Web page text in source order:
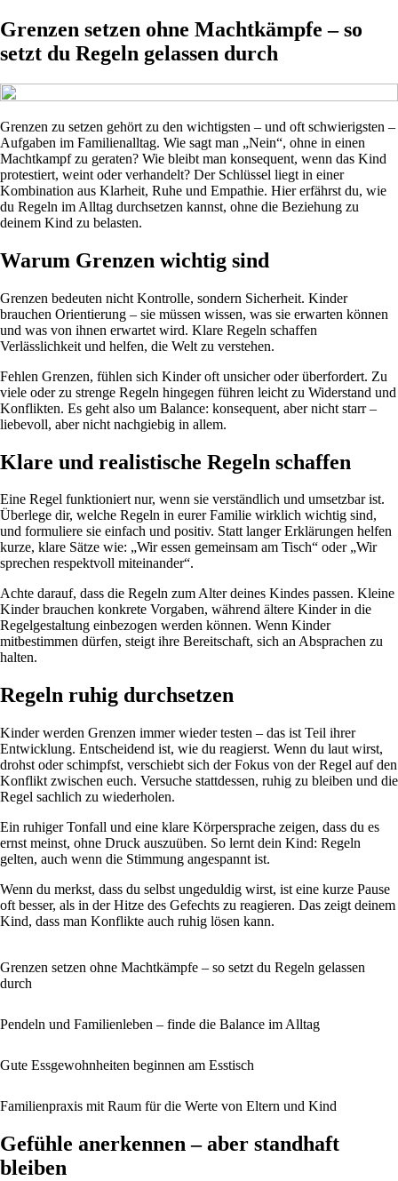
Grenzen setzen ohne Machtkämpfe – so
setzt du Regeln gelassen durch
Grenzen zu setzen gehört zu den wichtigsten – und oft schwierigsten –
Aufgaben im Familienalltag. Wie sagt man „Nein“, ohne in einen
Machtkampf zu geraten? Wie bleibt man konsequent, wenn das Kind
protestiert, weint oder verhandelt? Der Schlüssel liegt in einer
Kombination aus Klarheit, Ruhe und Empathie. Hier erfährst du, wie
du Regeln im Alltag durchsetzen kannst, ohne die Beziehung zu
deinem Kind zu belasten.
Warum Grenzen wichtig sind
Grenzen bedeuten nicht Kontrolle, sondern Sicherheit. Kinder
brauchen Orientierung – sie müssen wissen, was sie erwarten können
und was von ihnen erwartet wird. Klare Regeln schaffen
Verlässlichkeit und helfen, die Welt zu verstehen.
Fehlen Grenzen, fühlen sich Kinder oft unsicher oder überfordert. Zu
viele oder zu strenge Regeln hingegen führen leicht zu Widerstand und
Konflikten. Es geht also um Balance: konsequent, aber nicht starr –
liebevoll, aber nicht nachgiebig in allem.
Klare und realistische Regeln schaffen
Eine Regel funktioniert nur, wenn sie verständlich und umsetzbar ist.
Überlege dir, welche Regeln in eurer Familie wirklich wichtig sind,
und formuliere sie einfach und positiv. Statt langer Erklärungen helfen
kurze, klare Sätze wie: „Wir essen gemeinsam am Tisch“ oder „Wir
sprechen respektvoll miteinander“.
Achte darauf, dass die Regeln zum Alter deines Kindes passen. Kleine
Kinder brauchen konkrete Vorgaben, während ältere Kinder in die
Regelgestaltung einbezogen werden können. Wenn Kinder
mitbestimmen dürfen, steigt ihre Bereitschaft, sich an Absprachen zu
halten.
Regeln ruhig durchsetzen
Kinder werden Grenzen immer wieder testen – das ist Teil ihrer
Entwicklung. Entscheidend ist, wie du reagierst. Wenn du laut wirst,
drohst oder schimpfst, verschiebt sich der Fokus von der Regel auf den
Konflikt zwischen euch. Versuche stattdessen, ruhig zu bleiben und die
Regel sachlich zu wiederholen.
Ein ruhiger Tonfall und eine klare Körpersprache zeigen, dass du es
ernst meinst, ohne Druck auszuüben. So lernt dein Kind: Regeln
gelten, auch wenn die Stimmung angespannt ist.
Wenn du merkst, dass du selbst ungeduldig wirst, ist eine kurze Pause
oft besser, als in der Hitze des Gefechts zu reagieren. Das zeigt deinem
Kind, dass man Konflikte auch ruhig lösen kann.
Grenzen setzen ohne Machtkämpfe – so setzt du Regeln gelassen
durch
Pendeln und Familienleben – finde die Balance im Alltag
Gute Essgewohnheiten beginnen am Esstisch
Familienpraxis mit Raum für die Werte von Eltern und Kind
Gefühle anerkennen – aber standhaft
bleiben